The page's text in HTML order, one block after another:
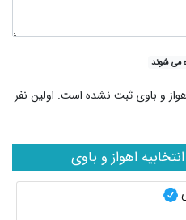
می شوند
و باوی ثبت نشده است. اولین نفر
اهواز و باوی